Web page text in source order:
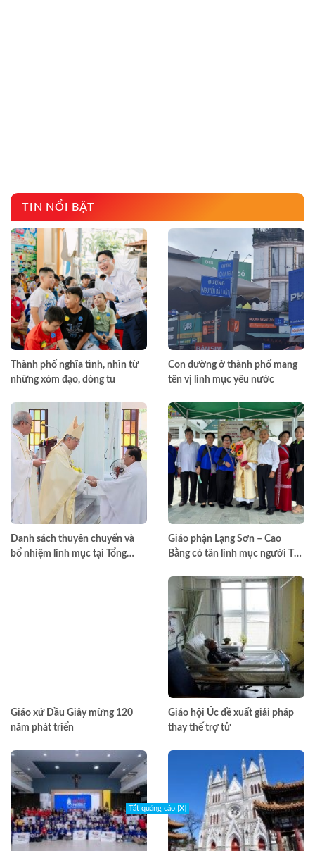
TIN NỔI BẬT
Thành phố nghĩa tình, nhìn từ
những xóm đạo, dòng tu
Con đường ở thành phố mang
tên vị linh mục yêu nước
Danh sách thuyên chuyển và
bổ nhiệm linh mục tại Tổng
Giáo phận Lạng Sơn – Cao
Bằng có tân linh mục người Tày
Giáo xứ Dầu Giây mừng 120
năm phát triển
Giáo hội Úc đề xuất giải pháp
thay thế trợ tử
Tắt quảng cáo [X]